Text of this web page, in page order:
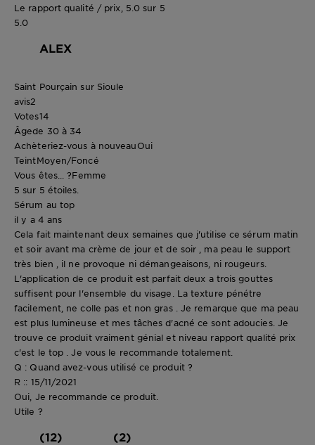
Le rapport qualité / prix, 5.0 sur 5
5.0
ALEX
Saint Pourçain sur Sioule
avis2
Votes14
Âgede 30 à 34
Achèteriez-vous à nouveauOui
TeintMoyen/Foncé
Vous êtes... ?Femme
5 sur 5 étoiles.
Sérum au top
il y a 4 ans
Cela fait maintenant deux semaines que j'utilise ce sérum matin
et soir avant ma crème de jour et de soir , ma peau le support
très bien , il ne provoque ni démangeaisons, ni rougeurs.
L'application de ce produit est parfait deux a trois gouttes
suffisent pour l'ensemble du visage. La texture pénétre
facilement, ne colle pas et non gras . Je remarque que ma peau
est plus lumineuse et mes tâches d'acné ce sont adoucies. Je
trouve ce produit vraiment génial et niveau rapport qualité prix
c'est le top . Je vous le recommande totalement.
Q : Quand avez-vous utilisé ce produit ?
R :: 15/11/2021
Oui, Je recommande ce produit.
Utile ?
(12) (2)